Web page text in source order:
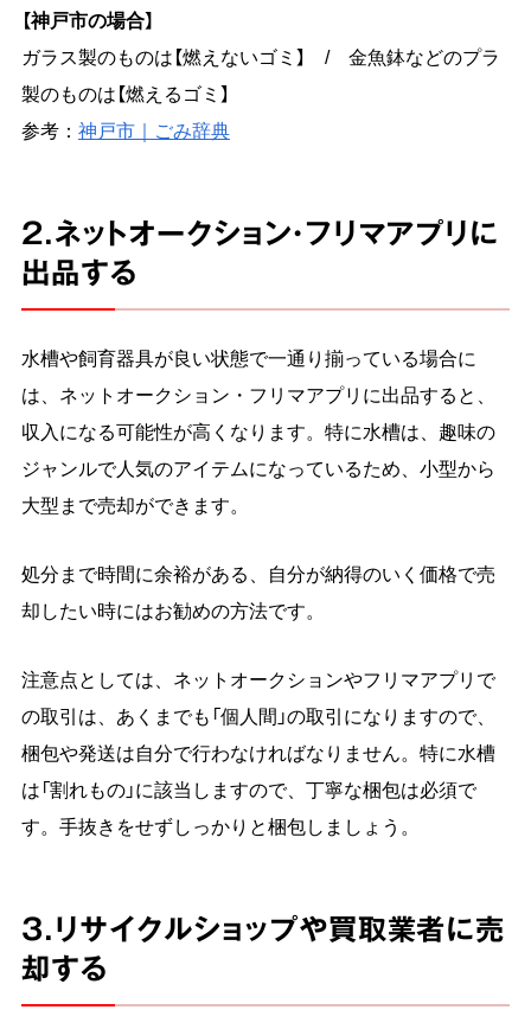
【神戸市の場合】
ガラス製のものは【燃えないゴミ】 / 金魚鉢などのプラ
製のものは【燃えるゴミ】
参考： 神戸市｜ごみ辞典
2.ネットオークション・フリマアプリに
出品する
水槽や飼育器具が良い状態で一通り揃っている場合に
は、ネットオークション・フリマアプリに出品すると、
収入になる可能性が高くなります。特に水槽は、趣味の
ジャンルで人気のアイテムになっているため、小型から
大型まで売却ができます。
処分まで時間に余裕がある、自分が納得のいく価格で売
却したい時にはお勧めの方法です。
注意点としては、ネットオークションやフリマアプリで
の取引は、あくまでも「個人間」の取引になりますので、
梱包や発送は自分で行わなければなりません。特に水槽
は「割れもの」に該当しますので、丁寧な梱包は必須で
す。手抜きをせずしっかりと梱包しましょう。
3.リサイクルショップや買取業者に売
却する